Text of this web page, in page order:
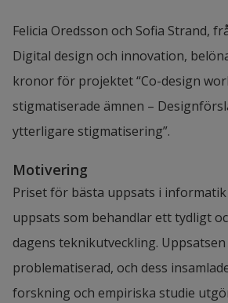
Felicia Oredsson och Sofia Strand,
Digital design och innovation,
kronor för projektet “Co-design
stigmatiserade ämnen –
ytterligare stigmatisering”.
Motivering
Priset för bästa uppsats i
uppsats som behandlar ett tydligt
dagens teknikutveckling.
problematiserad, och dess
forskning och empiriska studie